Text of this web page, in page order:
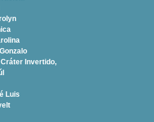
Invertido,
Luis